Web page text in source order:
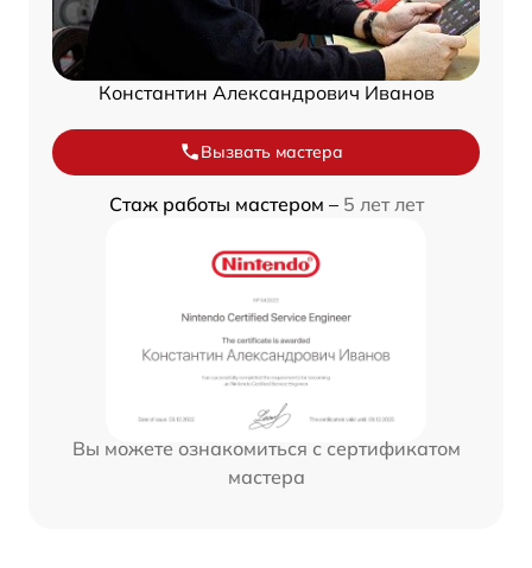
Константин Александрович Иванов
Вызвать мастера
Стаж работы мастером – 5 лет лет
Вы можете ознакомиться с сертификатом
мастера